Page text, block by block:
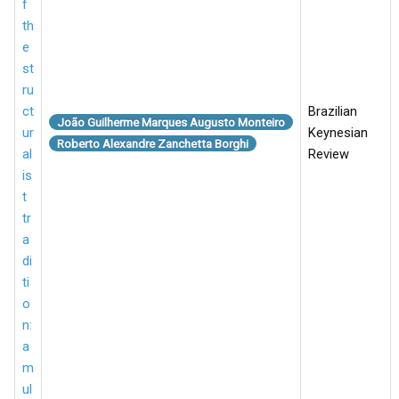
f
th
e
st
ru
ct
ur
al
is
t
tr
a
di
ti
o
n:
a
m
ul
João Guilherme Marques Augusto Monteiro
Roberto Alexandre Zanchetta Borghi
Brazilian
Keynesian
Review